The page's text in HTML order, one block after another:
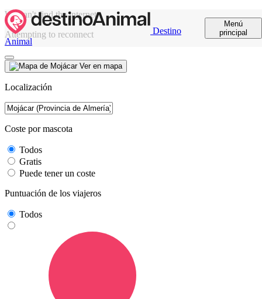
Destino
Animal
Menú
principal
We can't find the internet
Attempting to reconnect
Ver en mapa
Localización
Coste por mascota
Todos
Gratis
Puede tener un coste
Puntuación de los viajeros
Todos